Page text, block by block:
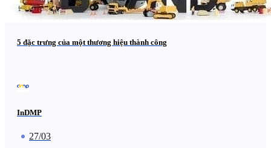
5 đặc trưng của một thương hiệu thành công
InDMP
27/03